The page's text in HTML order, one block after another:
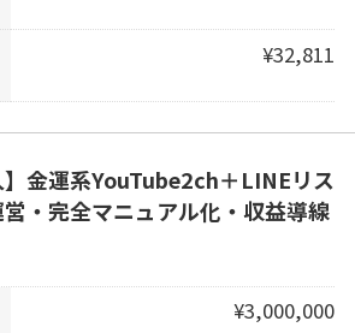
¥32,811
】金運系YouTube2ch＋LINEリス
・完全マニュアル化・収益導線
¥3,000,000